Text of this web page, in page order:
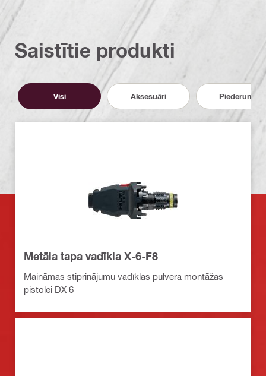
Saistītie produkti
Visi Aksesuāri Piederumi
Metāla tapa vadīkla X-6-F8
Maināmas stiprinājumu vadīklas pulvera montāžas
pistolei DX 6